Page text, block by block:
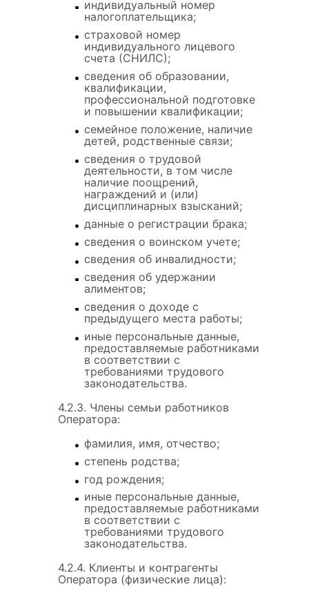
индивидуальный номер
налогоплательщика;
страховой номер
индивидуального лицевого
счета (СНИЛС);
сведения об образовании,
квалификации,
профессиональной подготовке
и повышении квалификации;
семейное положение, наличие
детей, родственные связи;
сведения о трудовой
деятельности, в том числе
наличие поощрений,
награждений и (или)
дисциплинарных взысканий;
данные о регистрации брака;
сведения о воинском учете;
сведения об инвалидности;
сведения об удержании
алиментов;
сведения о доходе с
предыдущего места работы;
иные персональные данные,
предоставляемые работниками
в соответствии с
требованиями трудового
законодательства.
4.2.3. Члены семьи работников
Оператора:
фамилия, имя, отчество;
степень родства;
год рождения;
иные персональные данные,
предоставляемые работниками
в соответствии с
требованиями трудового
законодательства.
4.2.4. Клиенты и контрагенты
Оператора (физические лица):